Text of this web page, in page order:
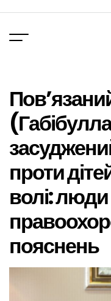
вмісту
проти
волі:
пояснень